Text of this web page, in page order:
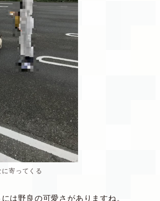
寄ってくる
は野良の可愛さがありますね。